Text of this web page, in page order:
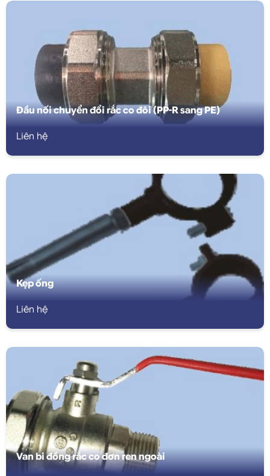
Đầu nối chuyển đổi rắc co đôi (PP-R sang PE)
Liên hệ
Kẹp ống
Liên hệ
Van bi đồng rắc co đơn ren ngoài